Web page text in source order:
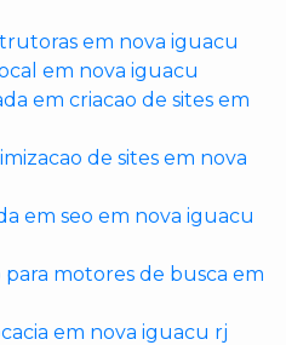
em nova iguacu
em nova iguacu
em criacao de sites em
de sites em nova
em seo em nova iguacu
para motores de busca em
em nova iguacu rj